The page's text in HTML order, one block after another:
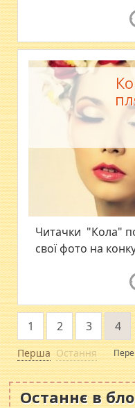
Читачки "Кола"
свої фото на
Перша
1 2 3 4
Остання
Останнє в